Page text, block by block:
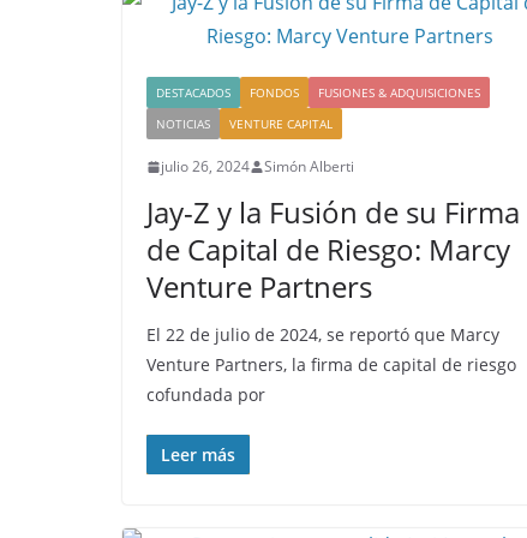
DESTACADOS FONDOS
FUSIONES & ADQUISICIONES
NOTICIAS
VENTURE CAPITAL
julio 26, 2024 Simón Alberti
Jay-Z y la Fusión de su Firma
de Capital de Riesgo: Marcy
Venture Partners
El 22 de julio de 2024, se reportó que Marcy
Venture Partners, la firma de capital de riesgo
cofundada por
Leer más